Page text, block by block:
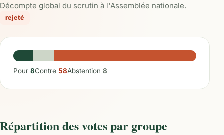
Décompte global du scrutin à l'Assemblée nationale.
rejeté
Pour 8Contre 58Abstention 8
Répartition des votes par groupe